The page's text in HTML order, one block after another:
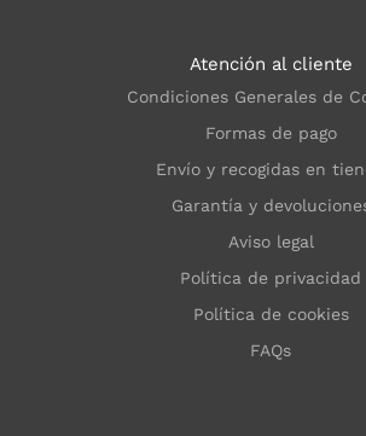
Atención al cliente
Condiciones Generales de
Formas de pago
Envío y recogidas en
Garantía y
Aviso legal
Política de privacidad
Política de cookies
FAQs